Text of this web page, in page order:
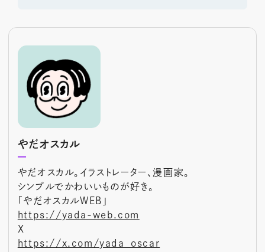
やだオスカル
やだオスカル。イラストレーター、漫画家。
シンプルでかわいいものが好き。
「やだオスカルWEB」
https://yada-web.com
X
https://x.com/yada_oscar